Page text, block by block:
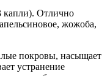
капли). Отлично
жожоба,
покровы, насыщает
устранение